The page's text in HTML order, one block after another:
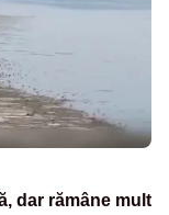
dar rămâne mult